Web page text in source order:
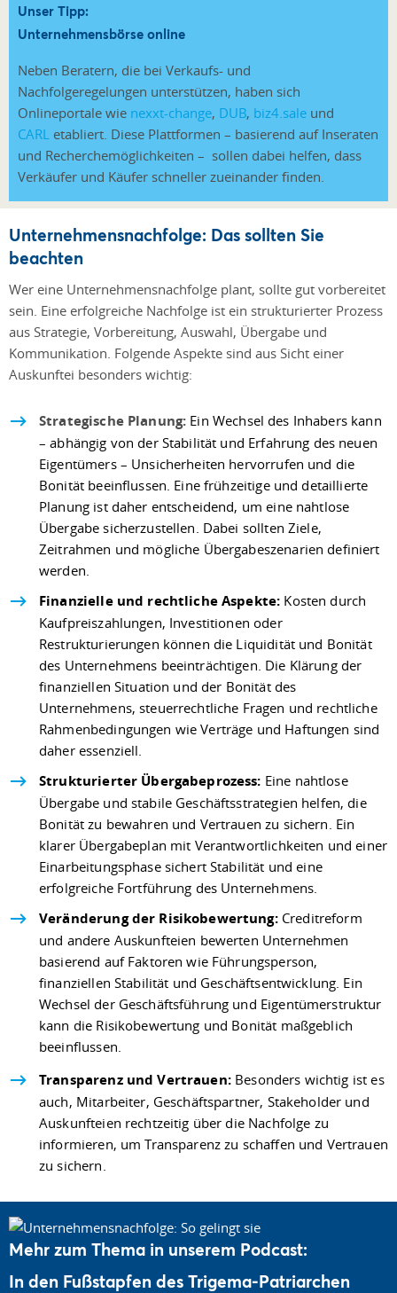
Unser Tipp:
Unternehmensbörse online
Neben Beratern, die bei Verkaufs- und
Nachfolgeregelungen unterstützen, haben sich
Onlineportale wie nexxt-change, DUB, biz4.sale und
CARL etabliert. Diese Plattformen – basierend auf Inseraten
und Recherchemöglichkeiten – sollen dabei helfen, dass
Verkäufer und Käufer schneller zueinander finden.
Unternehmensnachfolge: Das sollten Sie
beachten
Wer eine Unternehmensnachfolge plant, sollte gut vorbereitet
sein. Eine erfolgreiche Nachfolge ist ein strukturierter Prozess
aus Strategie, Vorbereitung, Auswahl, Übergabe und
Kommunikation. Folgende Aspekte sind aus Sicht einer
Auskunftei besonders wichtig:
Strategische Planung: Ein Wechsel des Inhabers kann
– abhängig von der Stabilität und Erfahrung des neuen
Eigentümers – Unsicherheiten hervorrufen und die
Bonität beeinflussen. Eine frühzeitige und detaillierte
Planung ist daher entscheidend, um eine nahtlose
Übergabe sicherzustellen. Dabei sollten Ziele,
Zeitrahmen und mögliche Übergabeszenarien definiert
werden.
Finanzielle und rechtliche Aspekte: Kosten durch
Kaufpreiszahlungen, Investitionen oder
Restrukturierungen können die Liquidität und Bonität
des Unternehmens beeinträchtigen. Die Klärung der
finanziellen Situation und der Bonität des
Unternehmens, steuerrechtliche Fragen und rechtliche
Rahmenbedingungen wie Verträge und Haftungen sind
daher essenziell.
Strukturierter Übergabeprozess: Eine nahtlose
Übergabe und stabile Geschäftsstrategien helfen, die
Bonität zu bewahren und Vertrauen zu sichern. Ein
klarer Übergabeplan mit Verantwortlichkeiten und einer
Einarbeitungsphase sichert Stabilität und eine
erfolgreiche Fortführung des Unternehmens.
Veränderung der Risikobewertung: Creditreform
und andere Auskunfteien bewerten Unternehmen
basierend auf Faktoren wie Führungsperson,
finanziellen Stabilität und Geschäftsentwicklung. Ein
Wechsel der Geschäftsführung und Eigentümerstruktur
kann die Risikobewertung und Bonität maßgeblich
beeinflussen.
Transparenz und Vertrauen: Besonders wichtig ist es
auch, Mitarbeiter, Geschäftspartner, Stakeholder und
Auskunfteien rechtzeitig über die Nachfolge zu
informieren, um Transparenz zu schaffen und Vertrauen
zu sichern.
Mehr zum Thema in unserem Podcast:
In den Fußstapfen des Trigema-Patriarchen